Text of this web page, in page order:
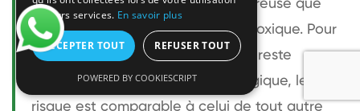
son nid. Sa piqûre est plus douloureuse que
celle d'une guêpe sans être plus toxique. Pour
une personne non allergique, elle reste
bénigne. Pour une personne allergique, le
risque est comparable à celui de tout autre
de leurs services. En savoir plus
ACCEPTER TOUT REFUSER TOUT
POWERED BY COOKIESCRIPT